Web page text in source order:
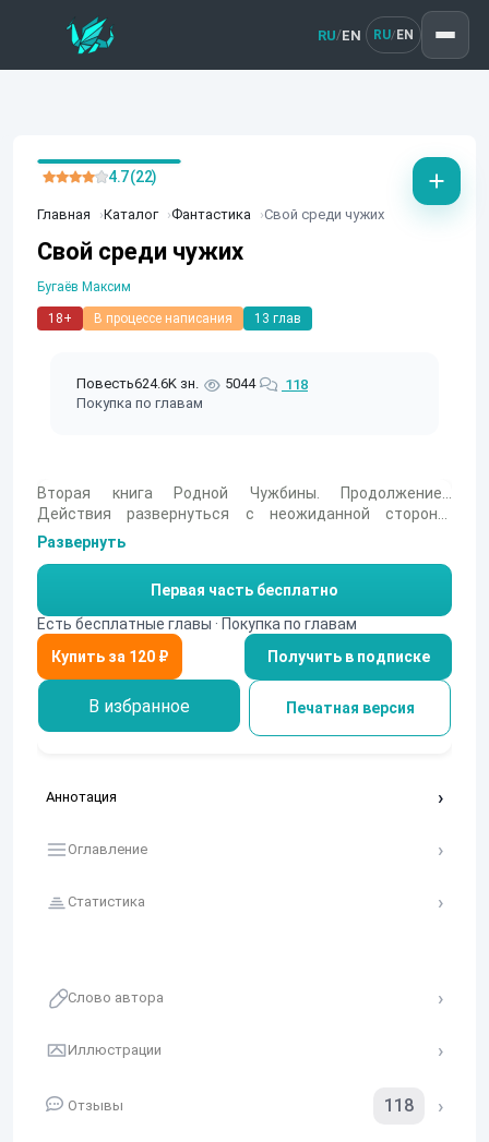
RU/EN RU/ EN
Главная Каталог Фантастика Свой среди чужих
Свой среди чужих
Бугаёв Максим
18+ В процессе написания 13 глав
Повесть624.6K зн. 5044
118
Покупка по главам
4.7 (22)
Вторая книга Родной Чужбины. Продолжение...
Действия развернуться с неожиданной стороны.
Прометей не просто станет мастером арены Колизея, а
и примерит на себя роль мессии орков.
Развернуть
Первая часть бесплатно
Есть бесплатные главы · Покупка по главам
Получить в подписке
В избранное Печатная версия
Аннотация
Оглавление
Статистика
Слово автора
Иллюстрации
Отзывы 118